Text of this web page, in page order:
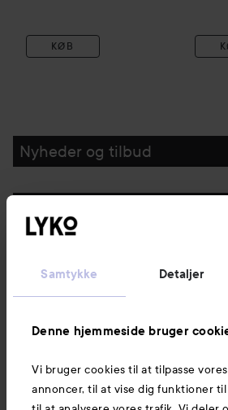
Samtykke Detaljer
Denne hjemmeside bruger
Vi bruger cookies til at tilpasse
annoncer, til at vise dig funktioner
KØB
Nyheder og tilbud
Kundeservice
Information
Mere at udforske